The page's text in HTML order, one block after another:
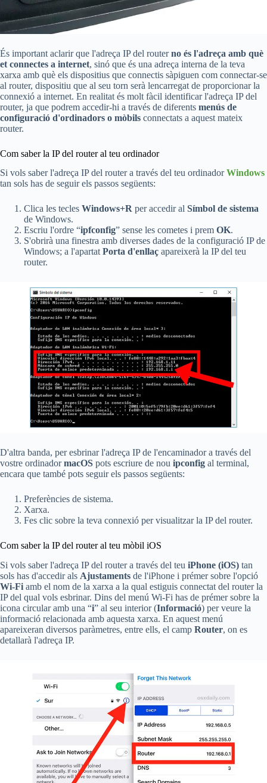
És important aclarir que l'adreça IP del routerno és l'adreça amb què
et connectes a internet, sinó que és una adreça interna de la teva
xarxa amb què els dispositius que connectis sàpiguen com connectar-se
al router, dispositiu que al seu torn serà lencarregat de proporcionar la
connexió a internet. En realitat és molt fàcil identificar l'adreça IP del
router, ja que podrem accedir-hi a través de diferents menús de
configuració d'ordinadors o mòbils connectats a aquest mateix
router.
Com saber la IP del router al teu ordinador
Si vols saber l'adreça IP del router a través del teu ordinadorWindows
tan sols has de seguir els passos següents:
Clica les tecles Windows+R per accedir al Símbol de sistema
de Windows.
Escriu l'ordre “ipfconfig” sense les cometes i prem OK.
S'obrirà una finestra amb diverses dades de la configuració IP de
Windows; a l'apartatPorta d'enllaç apareixerà la IP del teu
router.
D'altra banda, per esbrinar l'adreça IP de l'encaminador a través del
vostre ordinadormacOS pots escriure de nou ipconfig al terminal,
encara que també pots seguir els passos següents:
Preferències de sistema.
Xarxa.
Fes clic sobre la teva connexió per visualitzar la IP del router.
Com saber la IP del router al teu mòbil iOS
Si vols saber l'adreça IP del router a través del teu iPhone (iOS) tan
sols has d'accedir als Ajustaments de l'iPhone i prémer sobre l'opció
Wi-Fi amb el nom de la xarxa a la qual estiguis connectat del router la
IP del qual vols esbrinar. Dins del menú Wi-Fi has de prémer sobre la
icona circular amb una “i” al seu interior (Informació) per veure la
informació relacionada amb aquesta xarxa. En aquest menú
apareixeran diversos paràmetres, entre ells, el camp Router, on es
detallarà l'adreça IP.